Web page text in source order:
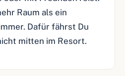
Raum als ein
Dafür fährst Du
mitten im Resort.